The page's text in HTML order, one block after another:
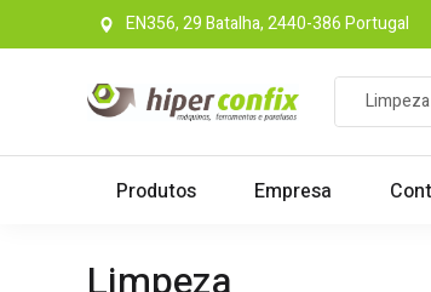
EN356, 29 Batalha, 2440-386 Portugal
Produtos Empresa